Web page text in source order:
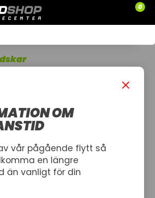
0
SLÄPVAGNAR
OM
vår pågående flytt så
en längre
än vanligt för din